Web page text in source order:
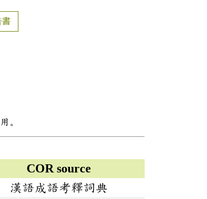
書
。
COR source
漢語成語考釋詞典